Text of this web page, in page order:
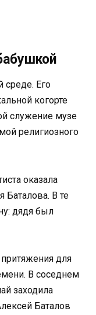
среде. Его
когорте
служение музе
религиозного
оказала
Баталова. В те
дядя был
для
В соседнем
заходила
Баталов